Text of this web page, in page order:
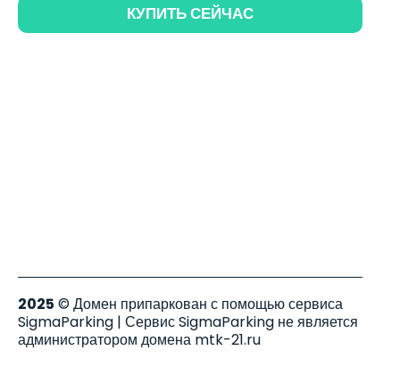
КУПИТЬ СЕЙЧАС
2025 © Домен припаркован с помощью сервиса
SigmaParking | Сервис SigmaParking не является
администратором домена mtk-21.ru